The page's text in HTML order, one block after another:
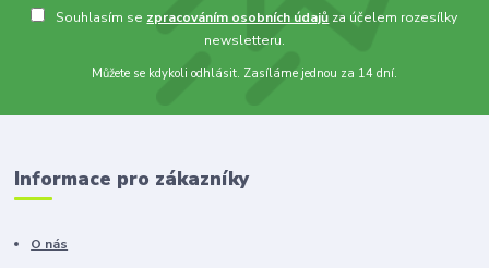
Souhlasím se zpracováním osobních údajů za účelem rozesílky
newsletteru.
Můžete se kdykoli odhlásit. Zasíláme jednou za 14 dní.
Informace pro zákazníky
O nás